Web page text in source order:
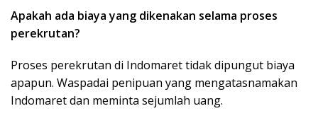
Apakah ada biaya yang dikenakan selama proses
perekrutan?
Proses perekrutan di Indomaret tidak dipungut biaya
apapun. Waspadai penipuan yang mengatasnamakan
Indomaret dan meminta sejumlah uang.